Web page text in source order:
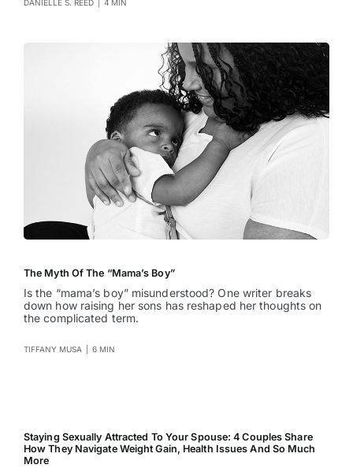
DANIELLE S. REED 4 MIN
The Myth Of The “Mama’s Boy”
Is the “mama’s boy” misunderstood? One writer breaks
down how raising her sons has reshaped her thoughts on
the complicated term.
TIFFANY MUSA 6 MIN
Staying Sexually Attracted To Your Spouse: 4 Couples Share
How They Navigate Weight Gain, Health Issues And So Much
More